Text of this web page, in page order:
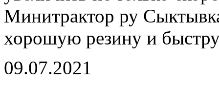
Минитрактор ру
хорошую резину и
09.07.2021